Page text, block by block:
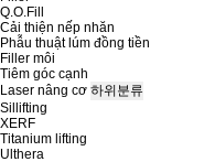
Q.O.Fill
Cải thiện nếp nhăn
Phẫu thuật lúm đồng tiền
Filler môi
Tiêm góc cạnh
Laser nâng cơ 하위분류
Sillifting
XERF
Titanium lifting
Ulthera